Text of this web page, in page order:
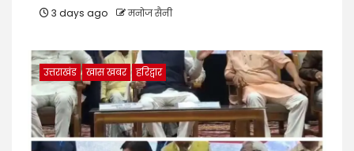
3 days ago मनोज सैनी
उत्तराखंड खास खबर हरिद्वार